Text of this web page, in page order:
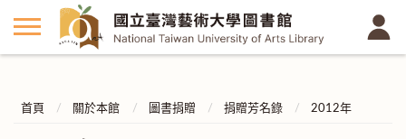
首頁 關於本館 圖書捐贈 捐贈芳名錄 2012年